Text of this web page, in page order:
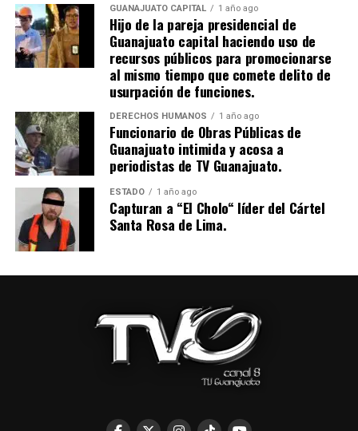
GUANAJUATO CAPITAL 1 año ago
Hijo de la pareja presidencial de
Guanajuato capital haciendo uso de
recursos públicos para promocionarse
al mismo tiempo que comete delito de
usurpación de funciones.
DERECHOS HUMANOS 1 año ago
Funcionario de Obras Públicas de
Guanajuato intimida y acosa a
periodistas de TV Guanajuato.
ESTADO 1 año ago
Capturan a “El Cholo“ líder del Cártel
Santa Rosa de Lima.